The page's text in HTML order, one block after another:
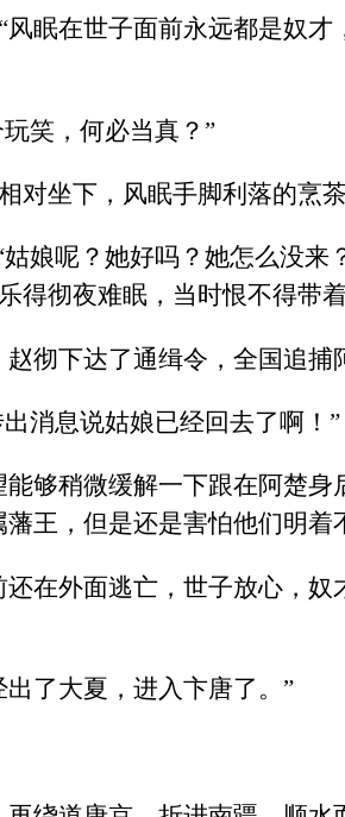
眠在世子面前永远都是奴
笑，何必当真？”
对坐下，风眠手脚利落的烹
娘呢？她好吗？她怎么没
得彻夜难眠，当时恨不得带
彻下达了通缉令，全国追捕
消息说姑娘已经回去了啊！”
够稍微缓解一下跟在阿楚
王，但是还是害怕他们明
在外面逃亡，世子放心，
了大夏，进入卞唐了。”